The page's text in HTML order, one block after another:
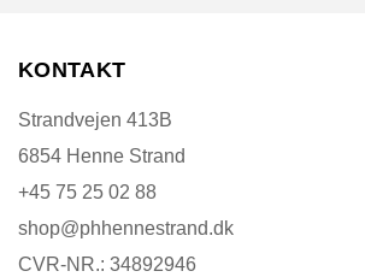
KONTAKT
Strandvejen 413B
6854 Henne Strand
+45 75 25 02 88
shop@phhennestrand.dk
CVR-NR.: 34892946